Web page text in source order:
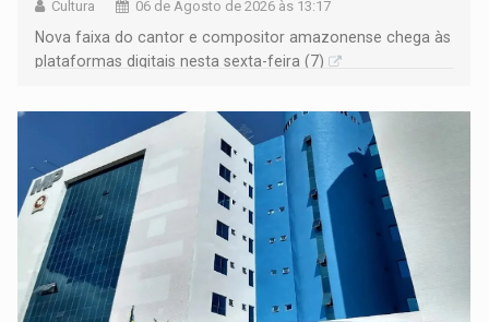
Cultura 06 de Agosto de 2026 às 13:17
Nova faixa do cantor e compositor amazonense chega às
plataformas digitais nesta sexta-feira (7)